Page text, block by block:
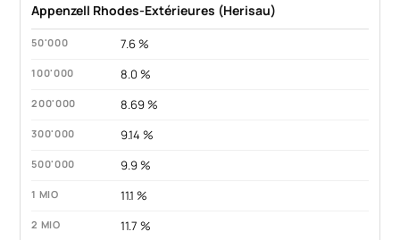
Appenzell Rhodes-Extérieures (Herisau)
7.6 %
8.0 %
8.69 %
9.14 %
9.9 %
11.1 %
11.7 %